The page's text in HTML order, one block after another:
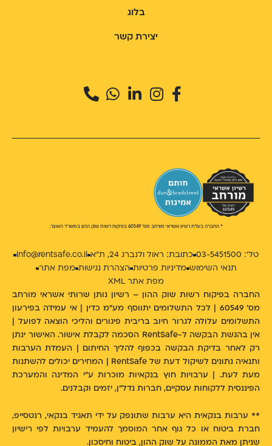
בלוג
יצירת קשר
* החברה בעלת רשיון אשראי מורחב מס' 60549 בפיקוח רשות שוק ההון במשרד האוצר.
טל': 03-5451500 כתובת: ראול ולנברג 24, ת״א
info@rentsafe.co.il
תנאי השימוש מדיניות פרטיות הצהרת נגישות מפת אתר
מפת אתר XML
החברה בפיקוח רשות שוק ההון – רשיון נותן שרותי אשראי מורחב
מס' 60549 | לכל התשלומים יתווסף מע"מ כדין | אי עמידה בפירעון
התשלומים עלולה לגרור חיוב בריבית פיגורים והליכי הוצאה לפועל |
אין בהגשת הבקשה ל-RentSafe הסכמה לקבלת אישור. האישור ינתן
רק לאחר בדיקת הבקשה בכפוף להליך החיתום | העמדת הערבות
ותנאיה נתונים לשיקול דעת של RentSafe | המחירים יכולים להשתנות
מעת לעת. | ערבויות חוץ בנקאיות מוכרות ע״י המדינה והמערכת
הפיננסית ללקוחות עסקיים, חברות נדל"ן, יזמים וקבלנים.
** ערבות בנקאית היא ערבות שתונפק על ידי תאגיד בנקאי, רנטסייפ,
חברת ביטוח או כל גוף אחר המוסמך להעמיד ערבויות לפי רישיון
שניתן מאת הממונה על שוק ההון, ביטוח וחיסכון.